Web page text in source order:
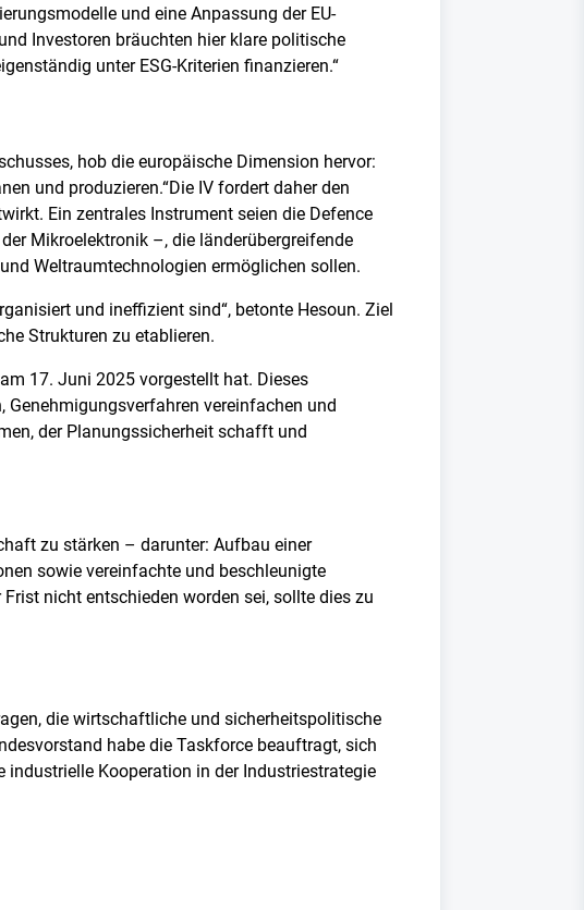
und eine Anpassung der EU-
Investoren bräuchten hier klare politische
unter ESG-Kriterien finanzieren.“
hob die europäische Dimension hervor:
und produzieren.“Die IV fordert daher den
Ein zentrales Instrument seien die Defence
Mikroelektronik –, die länderübergreifende
Weltraumtechnologien ermöglichen sollen.
und ineffizient sind“, betonte Hesoun. Ziel
Strukturen zu etablieren.
17. Juni 2025 vorgestellt hat. Dieses
vereinfachen und
der Planungssicherheit schafft und
zu stärken – darunter: Aufbau einer
sowie vereinfachte und beschleunigte
nicht entschieden worden sei, sollte dies zu
die wirtschaftliche und sicherheitspolitische
habe die Taskforce beauftragt, sich
industrielle Kooperation in der Industriestrategie